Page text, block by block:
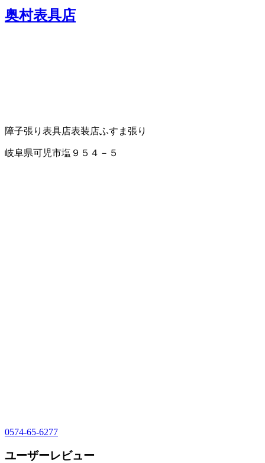
奥村表具店
障子張り 表具店表装店ふすま張り
岐阜県可児市塩９５４－５
0574-65-6277
ユーザーレビュー